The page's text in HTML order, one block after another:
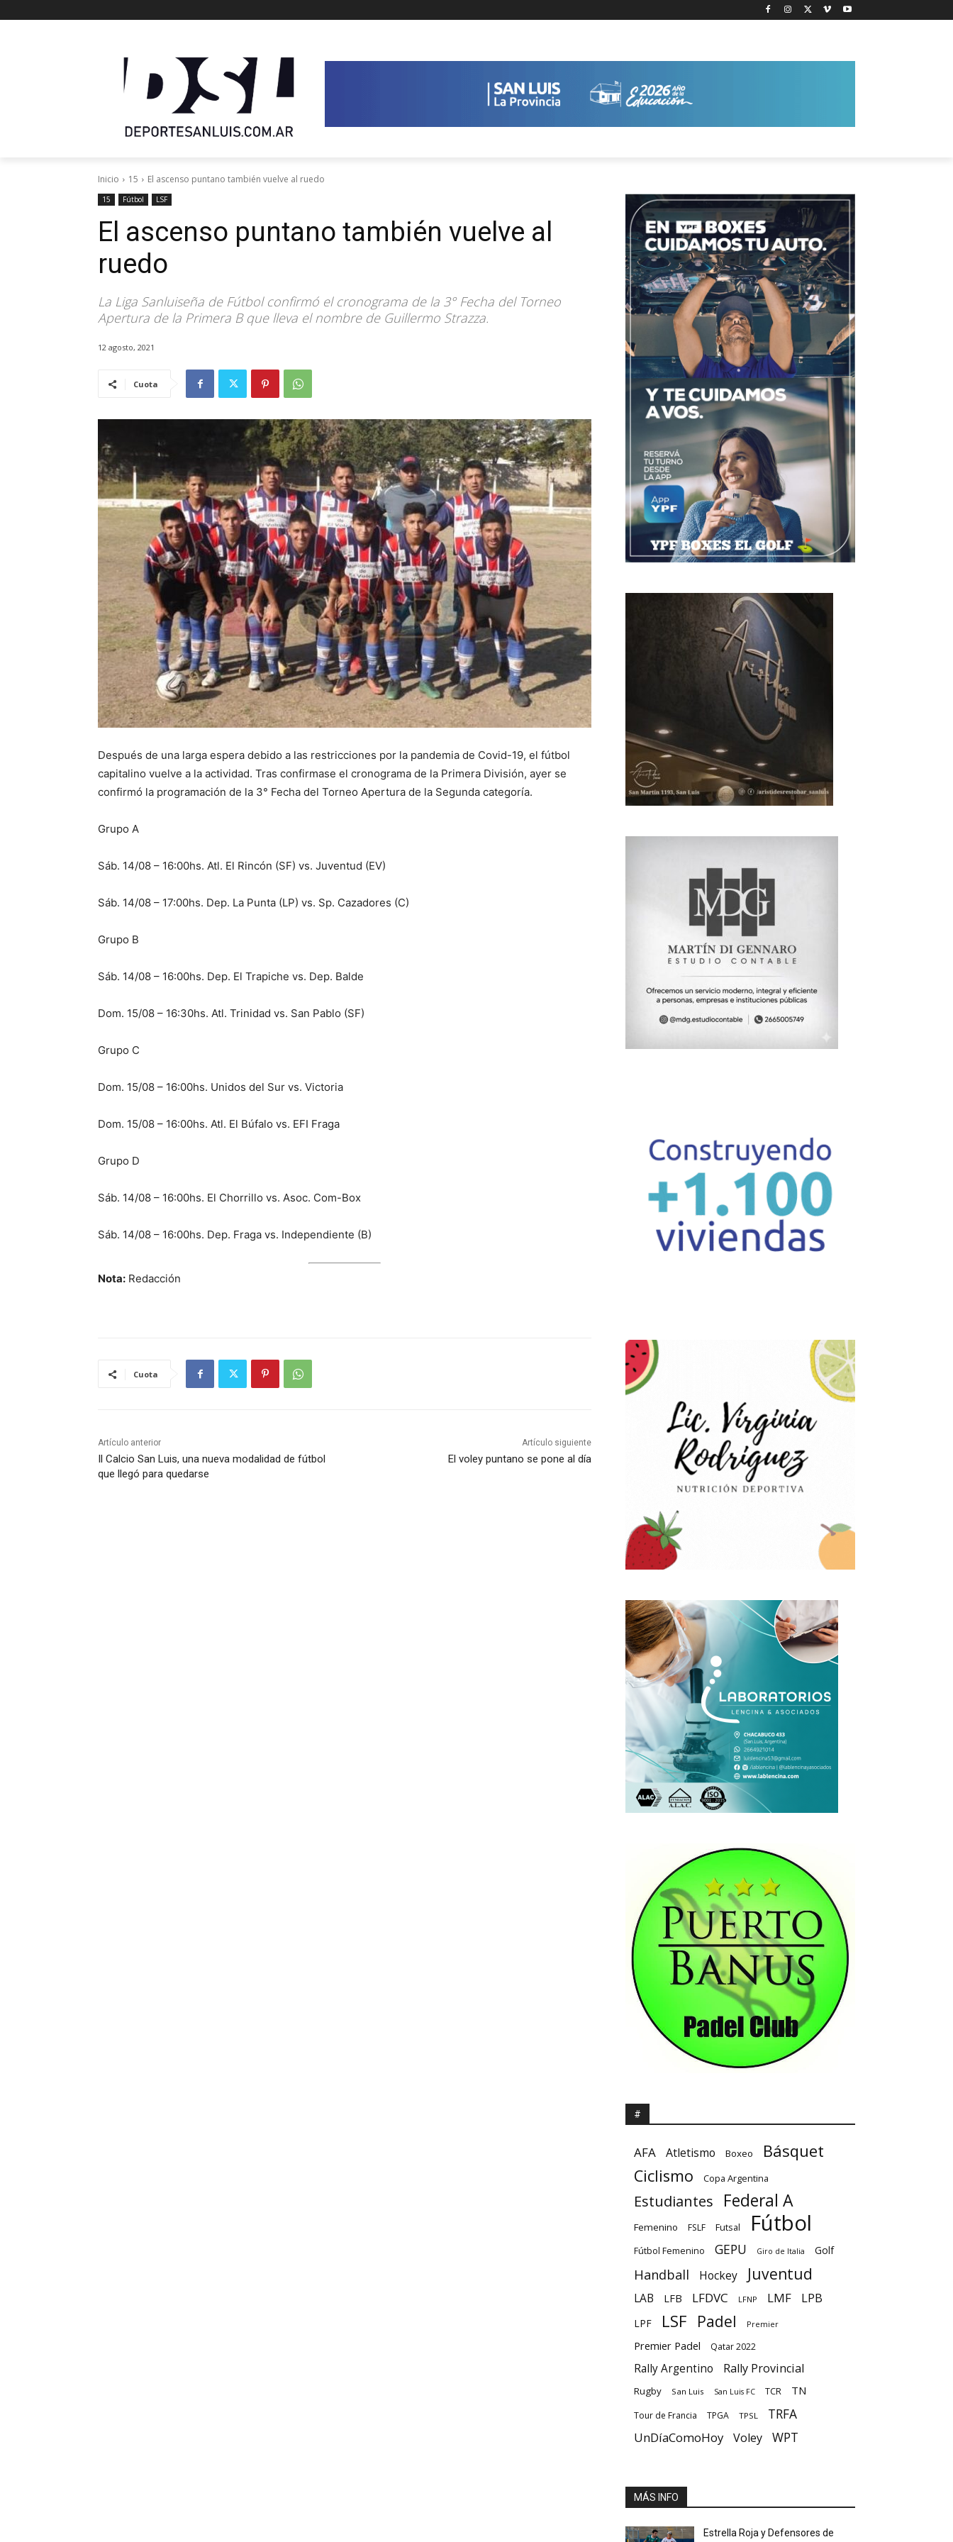
Inicio 15 El ascenso puntano también vuelve al ruedo
15 Fútbol LSF
El ascenso puntano también vuelve al
ruedo
La Liga Sanluiseña de Fútbol confirmó el cronograma de la 3° Fecha del Torneo
Apertura de la Primera B que lleva el nombre de Guillermo Strazza.
12 agosto, 2021
Cuota
Después de una larga espera debido a las restricciones por la pandemia de Covid-19, el fútbol
capitalino vuelve a la actividad. Tras confirmase el cronograma de la Primera División, ayer se
confirmó la programación de la 3° Fecha del Torneo Apertura de la Segunda categoría.
Grupo A
Sáb. 14/08 – 16:00hs. Atl. El Rincón (SF) vs. Juventud (EV)
Sáb. 14/08 – 17:00hs. Dep. La Punta (LP) vs. Sp. Cazadores (C)
Grupo B
Sáb. 14/08 – 16:00hs. Dep. El Trapiche vs. Dep. Balde
Dom. 15/08 – 16:30hs. Atl. Trinidad vs. San Pablo (SF)
Grupo C
Dom. 15/08 – 16:00hs. Unidos del Sur vs. Victoria
Dom. 15/08 – 16:00hs. Atl. El Búfalo vs. EFI Fraga
Grupo D
Sáb. 14/08 – 16:00hs. El Chorrillo vs. Asoc. Com-Box
Sáb. 14/08 – 16:00hs. Dep. Fraga vs. Independiente (B)
Nota: Redacción
Cuota
Artículo anterior
Il Calcio San Luis, una nueva modalidad de fútbol
que llegó para quedarse
Artículo siguiente
El voley puntano se pone al día
#
AFA Atletismo Boxeo Básquet
Ciclismo Copa Argentina
Estudiantes Federal A
Femenino FSLF Futsal Fútbol
Fútbol Femenino GEPU Giro de Italia Golf
Handball Hockey Juventud
LAB LFB LFDVC LFNP LMF LPB
LPF LSF Padel Premier
Premier Padel Qatar 2022
Rally Argentino Rally Provincial
Rugby San Luis San Luis FC TCR TN
Tour de Francia TPGA TPSL TRFA
UnDíaComoHoy Voley WPT
MÁS INFO
Estrella Roja y Defensores de